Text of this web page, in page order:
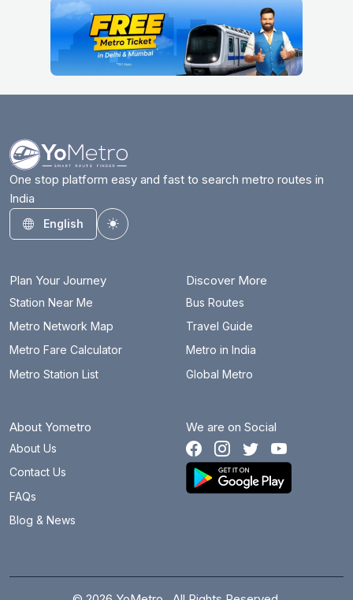
अर्थला 24.1 km
अशोक पार्क मेन
आश्रम 6.9 km
बड़कल मोड़
बाराखम्भा रोड
बेगमपुल
बेल्वदर टावर्स
भीकाजी कामा प्लेस
ब्रिगेडियर होशियार सिंह
बुराड़ी
One stop platform easy and fast to search metro routes in
India
English
Toggle theme
Plan Your Journey
Station Near Me
Metro Network Map
Metro Fare Calculator
Metro Station List
Discover More
Bus Routes
Travel Guide
Metro in India
Global Metro
About Yometro
About Us
Contact Us
FAQs
Blog & News
We are on Social